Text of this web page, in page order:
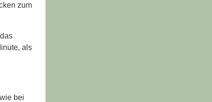
zum
als
bei